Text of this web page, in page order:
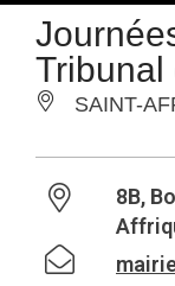
Tribunal
SAINT-
8B,